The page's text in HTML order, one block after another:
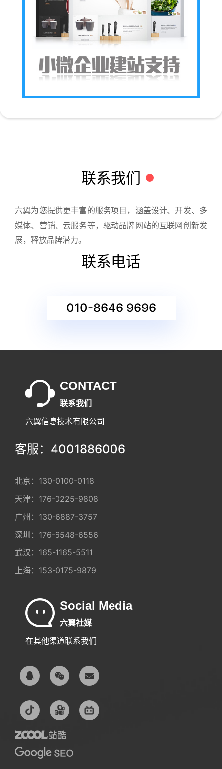
联系我们
六翼为您提供更丰富的服务项目，涵盖设计、开发、多
媒体、营销、云服务等，驱动品牌网站的互联网创新发
展，释放品牌潜力。
联系电话
010-8646 9696
CONTACT
联系我们
六翼信息技术有限公司
客服：4001886006
北京： 130-0100-0118
天津： 176-0225-9808
广州： 130-6887-3757
深圳： 176-6548-6556
武汉： 165-1165-5511
上海： 153-0175-9879
Social Media
六翼社媒
在其他渠道联系我们